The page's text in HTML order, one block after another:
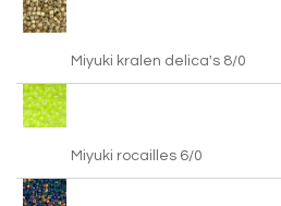
Miyuki kralen delica's 8/0
Miyuki rocailles 6/0